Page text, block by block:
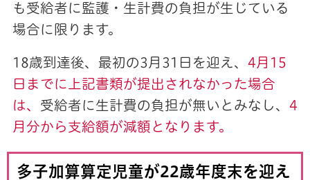
も受給者に監護・生計費の負担が生じている
場合に限ります。
18歳到達後、最初の3月31日を迎え、 4月15
日までに上記書類が提出されなかった場合
は、 受給者に生計費の負担が無いとみなし、 4
月分から支給額が減額となります。
多子加算算定児童が22歳年度末を迎え